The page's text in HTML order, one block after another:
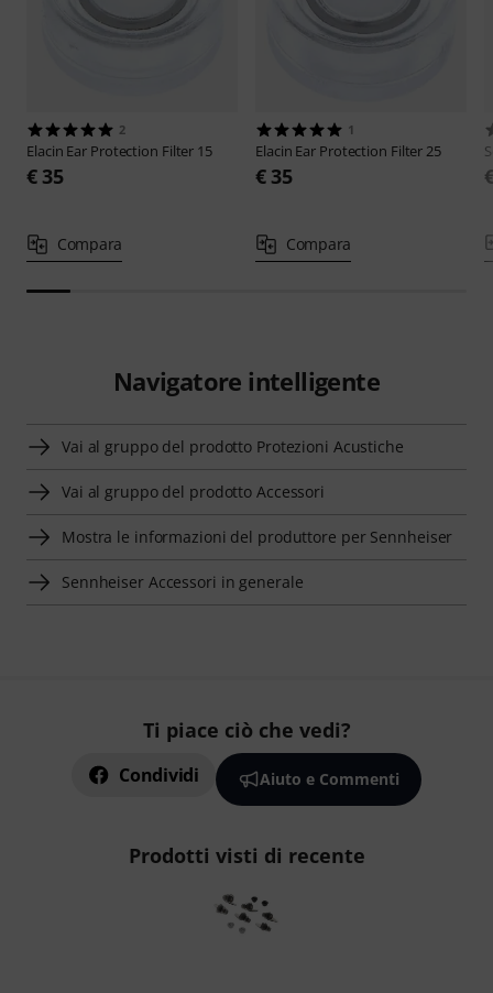
2
Elacin Ear Protection Filter 15
€ 35
Compara
1
Elacin Ear Protection Filter 25
€ 35
Compara
Navigatore intelligente
Vai al gruppo del prodotto Protezioni Acustiche
Vai al gruppo del prodotto Accessori
Mostra le informazioni del produttore per Sennheiser
Sennheiser Accessori in generale
Ti piace ciò che vedi?
Condividi Aiuto e Commenti
Prodotti visti di recente